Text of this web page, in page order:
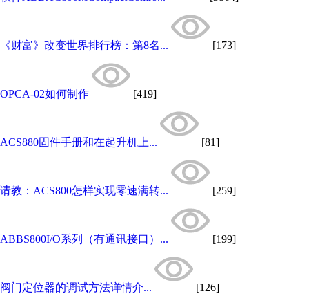
《财富》改变世界排行榜：第8名... [173]
OPCA-02如何制作 [419]
ACS880固件手册和在起升机上... [81]
请教：ACS800怎样实现零速满转... [259]
ABBS800I/O系列（有通讯接口）... [199]
阀门定位器的调试方法详情介... [126]